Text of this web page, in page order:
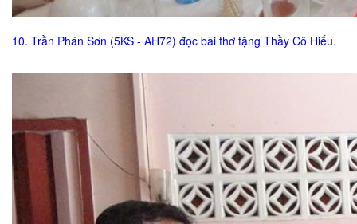
10. Trần Phân Sơn (5KS - AH72) đọc bài thơ tặng Thầy Cô Hiếu.